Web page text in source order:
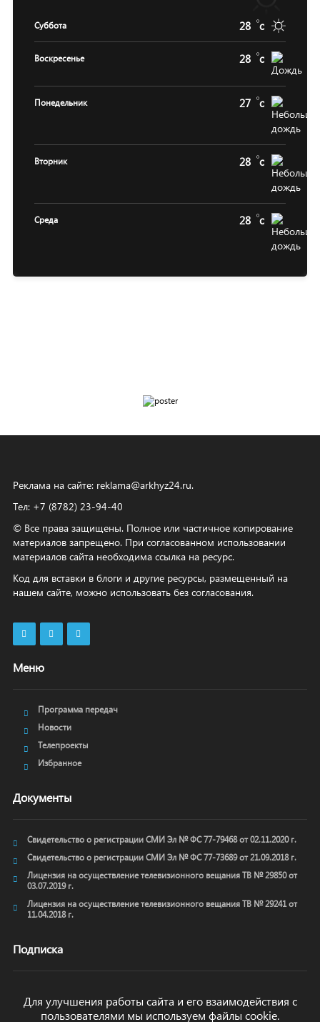
Суббота 28 c
Воскресенье 28 c
Понедельник 27 c
Вторник 28 c
Среда 28 c
Реклама на сайте: reklama@arkhyz24.ru.
Тел: +7 (8782) 23‑94‑40
© Все права защищены. Полное или частичное копирование
материалов запрещено. При согласованном использовании
материалов сайта необходима ссылка на ресурс.
Код для вставки в блоги и другие ресурсы, размещенный на
нашем сайте, можно использовать без согласования.
Меню
Программа передач
Новости
Телепроекты
Избранное
Документы
Свидетельство о регистрации СМИ Эл № ФС 77-79468 от 02.11.2020 г.
Свидетельство о регистрации СМИ Эл № ФС 77-73689 от 21.09.2018 г.
Лицензия на осуществление телевизионного вещания ТВ № 29850 от
03.07.2019 г.
Лицензия на осуществление телевизионного вещания ТВ № 29241 от
11.04.2018 г.
Подписка
ОТПРАВИТЬ
Для улучшения работы сайта и его взаимодействия с
пользователями мы используем файлы cookie.